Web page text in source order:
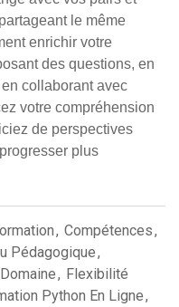
le même
enrichir votre
des questions, en
collaborant avec
votre compréhension
de perspectives
plus
, Compétences,
Pédagogique,
, Flexibilité
Python En Ligne,